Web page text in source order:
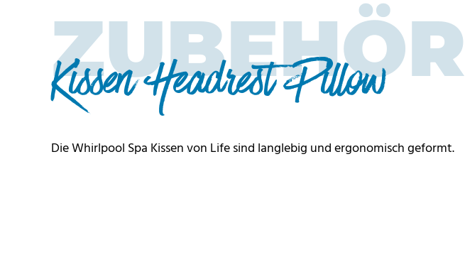
ZUBEHÖR
Kissen Headrest Pillow
Die Whirlpool Spa Kissen von Life sind langlebig und ergonomisch geformt.